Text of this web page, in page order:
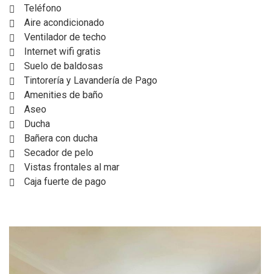
Teléfono
Aire acondicionado
Ventilador de techo
Internet wifi gratis
Suelo de baldosas
Tintorería y Lavandería de Pago
Amenities de baño
Aseo
Ducha
Bañera con ducha
Secador de pelo
Vistas frontales al mar
Caja fuerte de pago